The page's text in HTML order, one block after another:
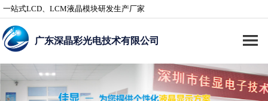
一站式LCD、LCM液晶模块研发生产厂家
广东深晶彩光电技术有限公司